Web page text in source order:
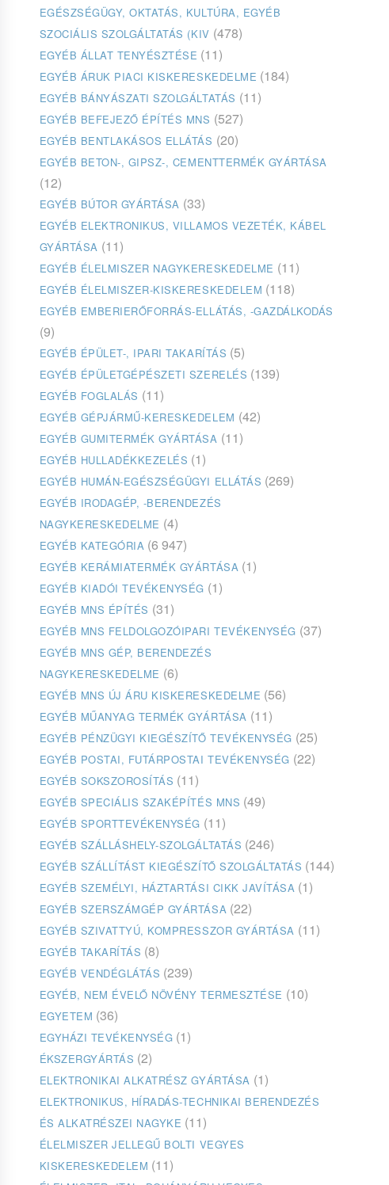
EGÉSZSÉGÜGY, OKTATÁS, KULTÚRA, EGYÉB
SZOCIÁLIS SZOLGÁLTATÁS (KIV (478)
EGYÉB ÁLLAT TENYÉSZTÉSE (11)
EGYÉB ÁRUK PIACI KISKERESKEDELME (184)
EGYÉB BÁNYÁSZATI SZOLGÁLTATÁS (11)
EGYÉB BEFEJEZŐ ÉPÍTÉS MNS (527)
EGYÉB BENTLAKÁSOS ELLÁTÁS (20)
EGYÉB BETON-, GIPSZ-, CEMENTTERMÉK GYÁRTÁSA
(12)
EGYÉB BÚTOR GYÁRTÁSA (33)
EGYÉB ELEKTRONIKUS, VILLAMOS VEZETÉK, KÁBEL
GYÁRTÁSA (11)
EGYÉB ÉLELMISZER NAGYKERESKEDELME (11)
EGYÉB ÉLELMISZER-KISKERESKEDELEM (118)
EGYÉB EMBERIERŐFORRÁS-ELLÁTÁS, -GAZDÁLKODÁS
(9)
EGYÉB ÉPÜLET-, IPARI TAKARÍTÁS (5)
EGYÉB ÉPÜLETGÉPÉSZETI SZERELÉS (139)
EGYÉB FOGLALÁS (11)
EGYÉB GÉPJÁRMŰ-KERESKEDELEM (42)
EGYÉB GUMITERMÉK GYÁRTÁSA (11)
EGYÉB HULLADÉKKEZELÉS (1)
EGYÉB HUMÁN-EGÉSZSÉGÜGYI ELLÁTÁS (269)
EGYÉB IRODAGÉP, -BERENDEZÉS
NAGYKERESKEDELME (4)
EGYÉB KATEGÓRIA (6 947)
EGYÉB KERÁMIATERMÉK GYÁRTÁSA (1)
EGYÉB KIADÓI TEVÉKENYSÉG (1)
EGYÉB MNS ÉPÍTÉS (31)
EGYÉB MNS FELDOLGOZÓIPARI TEVÉKENYSÉG (37)
EGYÉB MNS GÉP, BERENDEZÉS
NAGYKERESKEDELME (6)
EGYÉB MNS ÚJ ÁRU KISKERESKEDELME (56)
EGYÉB MŰANYAG TERMÉK GYÁRTÁSA (11)
EGYÉB PÉNZÜGYI KIEGÉSZÍTŐ TEVÉKENYSÉG (25)
EGYÉB POSTAI, FUTÁRPOSTAI TEVÉKENYSÉG (22)
EGYÉB SOKSZOROSÍTÁS (11)
EGYÉB SPECIÁLIS SZAKÉPÍTÉS MNS (49)
EGYÉB SPORTTEVÉKENYSÉG (11)
EGYÉB SZÁLLÁSHELY-SZOLGÁLTATÁS (246)
EGYÉB SZÁLLÍTÁST KIEGÉSZÍTŐ SZOLGÁLTATÁS (144)
EGYÉB SZEMÉLYI, HÁZTARTÁSI CIKK JAVÍTÁSA (1)
EGYÉB SZERSZÁMGÉP GYÁRTÁSA (22)
EGYÉB SZIVATTYÚ, KOMPRESSZOR GYÁRTÁSA (11)
EGYÉB TAKARÍTÁS (8)
EGYÉB VENDÉGLÁTÁS (239)
EGYÉB, NEM ÉVELŐ NÖVÉNY TERMESZTÉSE (10)
EGYETEM (36)
EGYHÁZI TEVÉKENYSÉG (1)
ÉKSZERGYÁRTÁS (2)
ELEKTRONIKAI ALKATRÉSZ GYÁRTÁSA (1)
ELEKTRONIKUS, HÍRADÁS-TECHNIKAI BERENDEZÉS
ÉS ALKATRÉSZEI NAGYKE (11)
ÉLELMISZER JELLEGŰ BOLTI VEGYES
KISKERESKEDELEM (11)